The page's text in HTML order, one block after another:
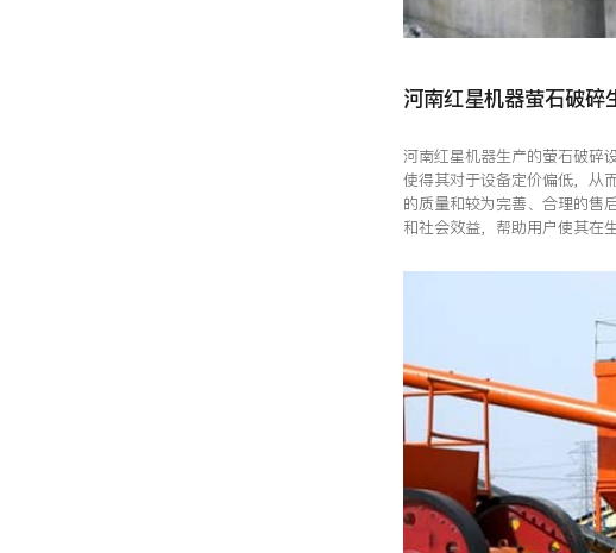
河南红星机器萤石破碎
河南红星机器生产的萤石破碎
使得其对于设备定价偏低，从
的质量和较为完善、合理的售
和社会效益，帮助用户使其在